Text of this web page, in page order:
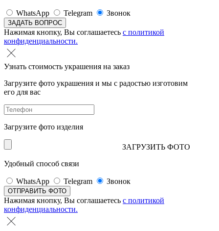
WhatsApp Telegram Звонок
Нажимая кнопку, Вы соглашаетесь с политикой
конфиденциальности.
Узнать стоимость украшения на заказ
Загрузите фото украшения и мы с радостью изготовим
его для вас
Загрузите фото изделия
ЗАГРУЗИТЬ ФОТО
Удобный способ связи
WhatsApp Telegram Звонок
Нажимая кнопку, Вы соглашаетесь с политикой
конфиденциальности.